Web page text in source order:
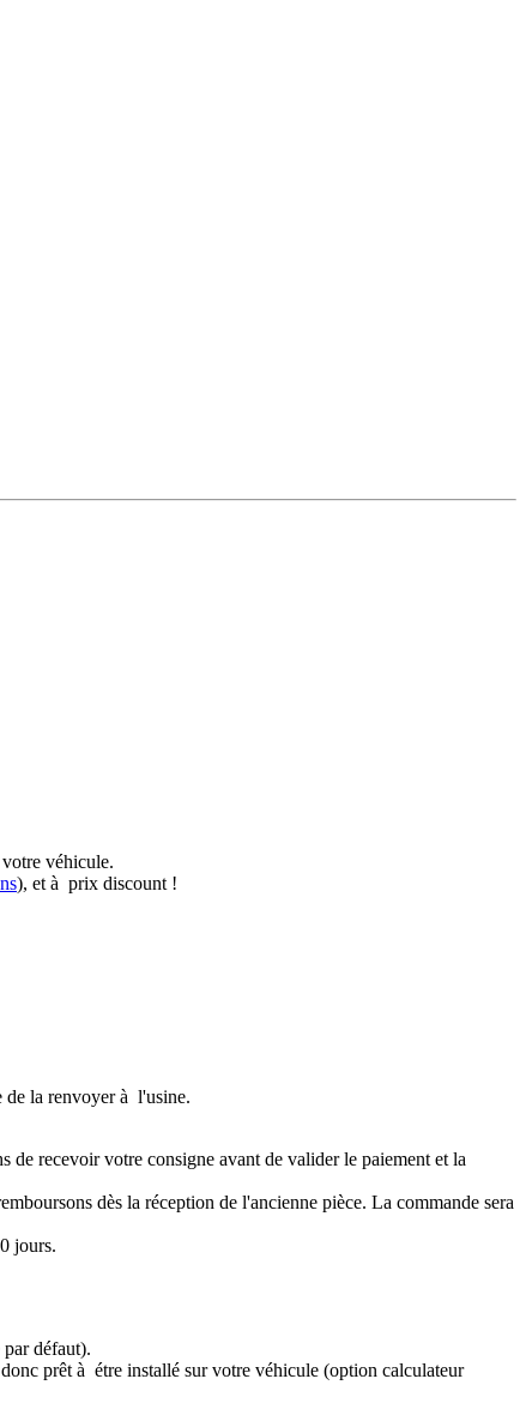
véhicule.
), et à prix discount !
de la renvoyer à l'usine.
de recevoir votre consigne avant de valider le paiement et la
dès la réception de l'ancienne pièce. La commande sera
jours.
défaut).
prêt à étre installé sur votre véhicule (option calculateur